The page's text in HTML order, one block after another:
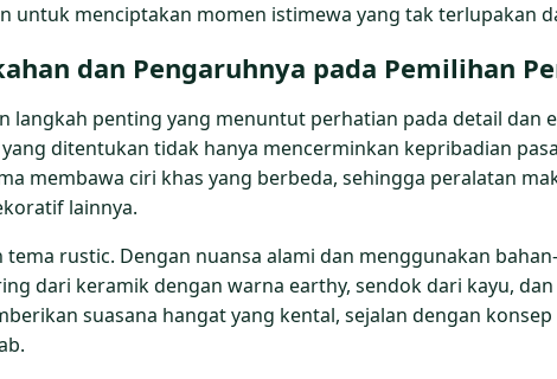
untuk menciptakan momen istimewa yang tak terlupakan
dan Pengaruhnya pada Pemilihan
langkah penting yang menuntut perhatian pada detail dan
ditentukan tidak hanya mencerminkan kepribadian
membawa ciri khas yang berbeda, sehingga peralatan
lainnya.
rustic. Dengan nuansa alami dan menggunakan
dari keramik dengan warna earthy, sendok dari kayu,
suasana hangat yang kental, sejalan dengan